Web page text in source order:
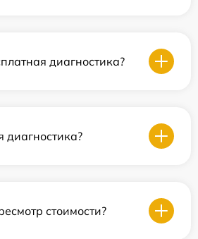
диагностика?
диагностика?
стоимости?